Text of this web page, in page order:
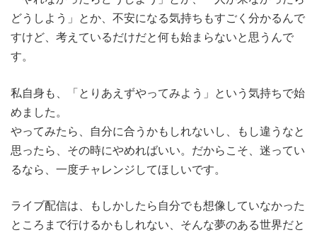
どうしよう」とか、不安になる気持ちもすごく分かるんで
すけど、考えているだけだと何も始まらないと思うんで
す。
私自身も、「とりあえずやってみよう」という気持ちで始
めました。
やってみたら、自分に合うかもしれないし、もし違うなと
思ったら、その時にやめればいい。だからこそ、迷ってい
るなら、一度チャレンジしてほしいです。
ライブ配信は、もしかしたら自分でも想像していなかった
ところまで行けるかもしれない、そんな夢のある世界だと